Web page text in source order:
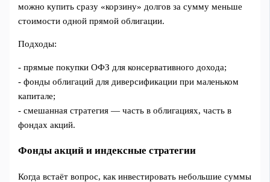
можно купить сразу «корзину» долгов за сумму меньше
стоимости одной прямой облигации.
Подходы:
- прямые покупки ОФЗ для консервативного дохода;
- фонды облигаций для диверсификации при маленьком
капитале;
- смешанная стратегия — часть в облигациях, часть в
фондах акций.
Фонды акций и индексные стратегии
Когда встаёт вопрос, как инвестировать небольшие суммы